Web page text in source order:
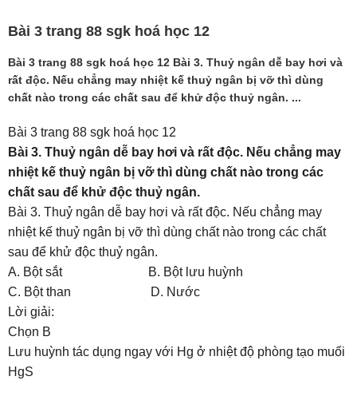
Bài 3 trang 88 sgk hoá học 12
Bài 3 trang 88 sgk hoá học 12 Bài 3. Thuỷ ngân dễ bay hơi và
rất độc. Nếu chẳng may nhiệt kế thuỷ ngân bị vỡ thì dùng
chất nào trong các chất sau để khử độc thuỷ ngân. ...
Bài 3 trang 88 sgk hoá học 12
Bài 3. Thuỷ ngân dễ bay hơi và rất độc. Nếu chẳng may
nhiệt kế thuỷ ngân bị vỡ thì dùng chất nào trong các
chất sau để khử độc thuỷ ngân.
Bài 3. Thuỷ ngân dễ bay hơi và rất độc. Nếu chẳng may
nhiệt kế thuỷ ngân bị vỡ thì dùng chất nào trong các chất
sau để khử độc thuỷ ngân.
A. Bột sắt B. Bột lưu huỳnh
C. Bột than D. Nước
Lời giải:
Chọn B
Lưu huỳnh tác dụng ngay với Hg ở nhiệt độ phòng tạo muối
HgS